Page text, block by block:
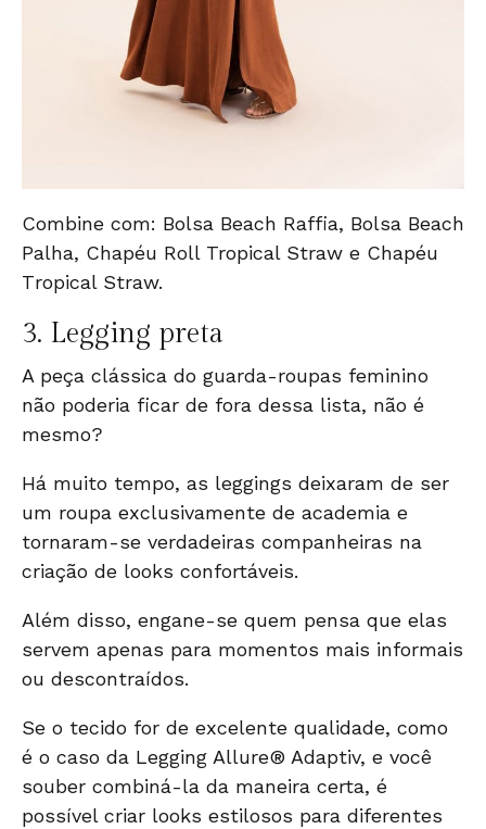
Combine com: Bolsa Beach Raffia, Bolsa Beach
Palha, Chapéu Roll Tropical Straw e Chapéu
Tropical Straw.
3. Legging preta
A peça clássica do guarda-roupas feminino
não poderia ficar de fora dessa lista, não é
mesmo?
Há muito tempo, as leggings deixaram de ser
um roupa exclusivamente de academia e
tornaram-se verdadeiras companheiras na
criação de looks confortáveis.
Além disso, engane-se quem pensa que elas
servem apenas para momentos mais informais
ou descontraídos.
Se o tecido for de excelente qualidade, como
é o caso da Legging Allure® Adaptiv, e você
souber combiná-la da maneira certa, é
possível criar looks estilosos para diferentes